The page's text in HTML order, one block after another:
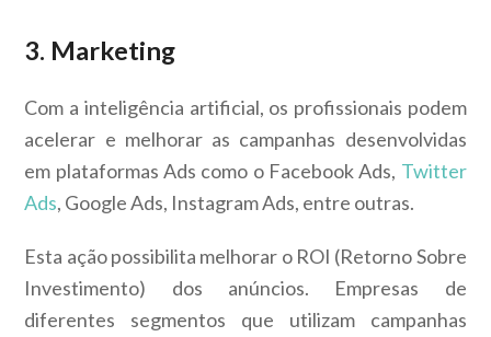
3. Marketing
Com a inteligência artificial, os profissionais podem
acelerar e melhorar as campanhas desenvolvidas
em plataformas Ads como o Facebook Ads, Twitter
Ads, Google Ads, Instagram Ads, entre outras.
Esta ação possibilita melhorar o ROI (Retorno Sobre
Investimento) dos anúncios. Empresas de
diferentes segmentos que utilizam campanhas